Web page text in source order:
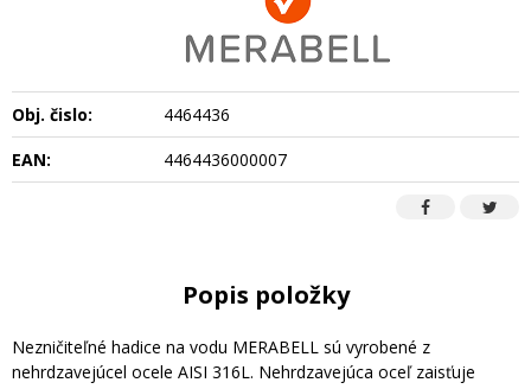
Obj. čislo:
4464436
EAN:
4464436000007
Popis položky
Nezničiteľné hadice na vodu MERABELL sú vyrobené z
nehrdzavejúcel ocele AISI 316L. Nehrdzavejúca oceľ zaisťuje